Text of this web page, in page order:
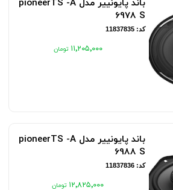
باند پایونییر مدل pioneerTS -A
6978 S
کد: 11837835
۱۱٬۲۰۵٬۰۰۰
باند پایونییر مدل pioneerTS -A
6988 S
کد: 11837836
۱۲٬۸۲۵٬۰۰۰